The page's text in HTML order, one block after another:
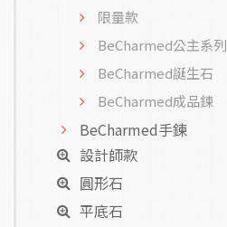
限量款
BeCharmed公主系列
BeCharmed誕生石
BeCharmed成品鍊
BeCharmed手鍊
設計師款
圓形石
平底石